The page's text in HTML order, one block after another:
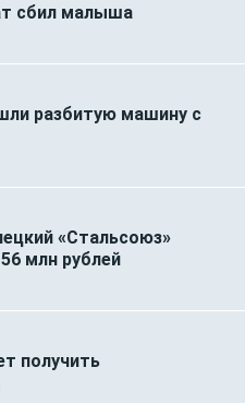
сбил малыша
разбитую машину с
«Стальсоюз»
млн рублей
получить